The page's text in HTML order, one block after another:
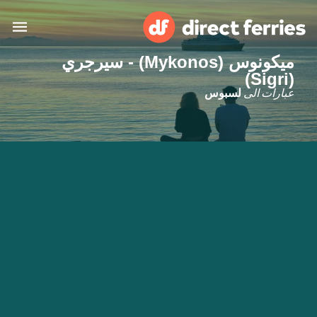
البلدان
تذاكر العبّارة
ميكونوس (Mykonos) - سيرجري
(Sigri)
عبارات الى لسبوس